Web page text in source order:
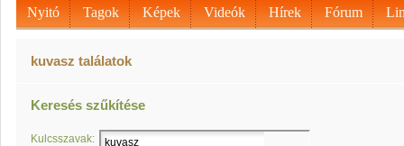
Nyitó Tagok Képek Videók Hírek Fórum
kuvasz találatok
Keresés szűkítése
Kulcsszavak: